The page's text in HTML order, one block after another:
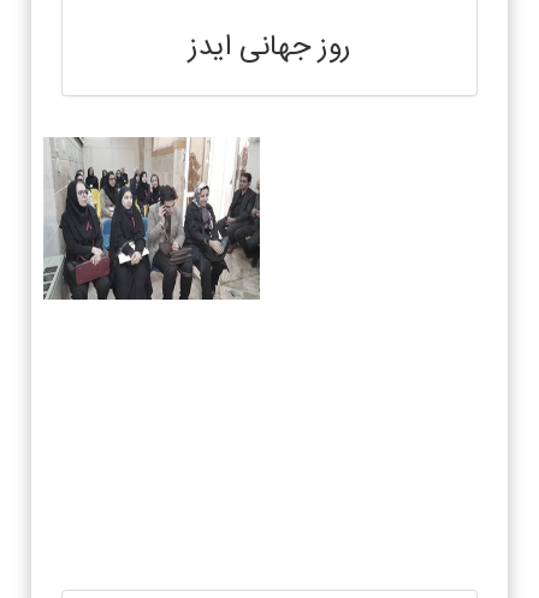
روز جهانی ایدز